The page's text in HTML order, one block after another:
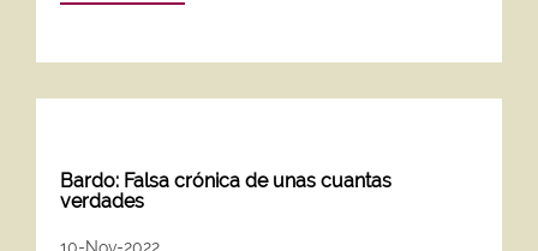
Bardo: Falsa crónica de unas cuantas
verdades
10-Nov-2022